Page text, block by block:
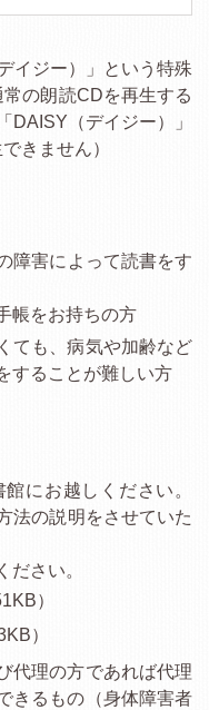
イジー）」という特殊
の朗読CDを再生する
DAISY（デイジー）」
きません）
障害によって読書をす
帳をお持ちの方
ても、病気や加齢など
することが難しい方
にお越しください。
法の説明をさせていた
ださい。
）
）
代理の方であれば代理
きるもの（身体障害者